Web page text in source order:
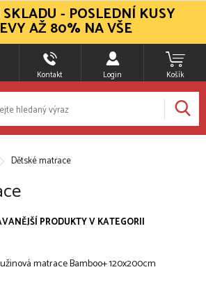
Kontakt Login Košík
Dětské matrace
PRODUKTY V KATEGORII
matrace Bamboo+ 120x200cm
SKLADU - POSLEDNÍ KUSY
AŽ 80% NA VŠE